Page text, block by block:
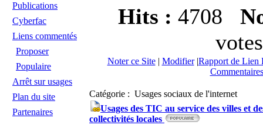
Publications
Cyberfac
Liens commentés
Proposer
Populaire
Arrêt sur usages
Plan du site
Partenaires
Hits : 4708
Noter ce Site| Modifier|Rapport de Lien
Catégorie : Usages sociaux de l'internet
Usages des TIC au service des villes et
collectivités locales